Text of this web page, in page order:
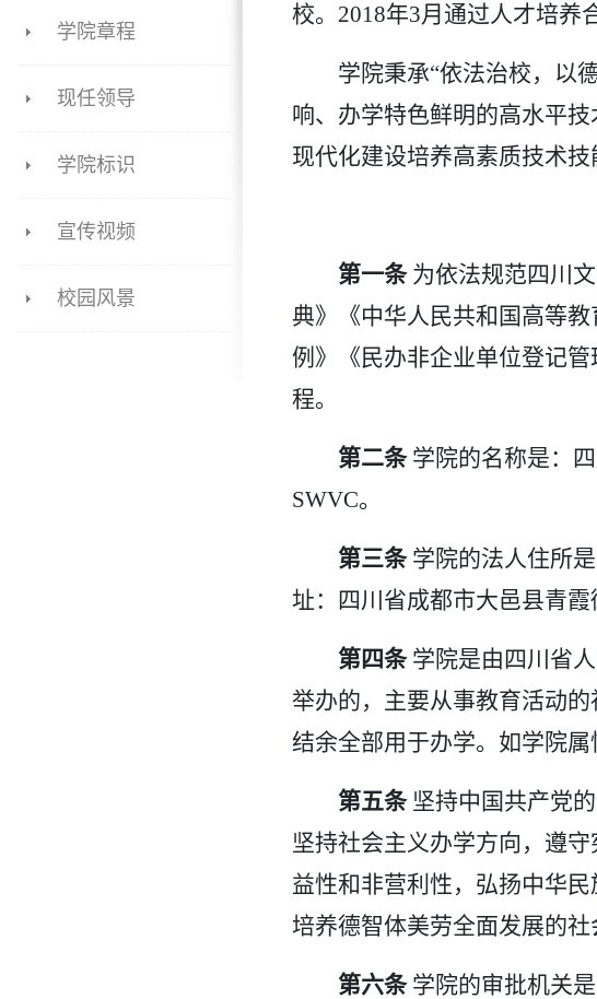
学院章程
现任领导
学院标识
宣传视频
校园风景
校。2018年3月通过人才培养
学院秉承“依法治校，以
响、办学特色鲜明的高水平
现代化建设培养高素质技术技
第一条 为依法规范四川
典》《中华人民共和国高等
例》《民办非企业单位登记
程。
第二条 学院的名称是：
SWVC。
第三条 学院的法人住所
址：四川省成都市大邑县青
第四条 学院是由四川省
举办的，主要从事教育活动
结余全部用于办学。如学院属
第五条 坚持中国共产党
坚持社会主义办学方向，遵
益性和非营利性，弘扬中华
培养德智体美劳全面发展的社
第六条 学院的审批机关